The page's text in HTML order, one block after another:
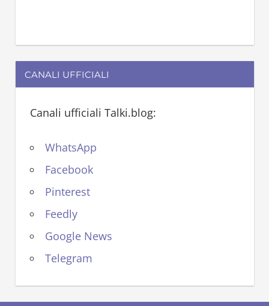
CANALI UFFICIALI
Canali ufficiali Talki.blog:
WhatsApp
Facebook
Pinterest
Feedly
Google News
Telegram